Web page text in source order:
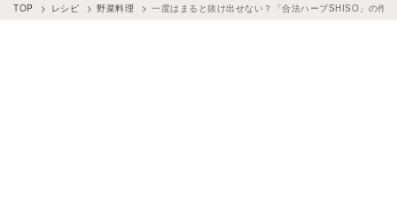
TOP レシピ 野菜料理 一度はまると抜け出せない？「合法ハーブSHISO」の作